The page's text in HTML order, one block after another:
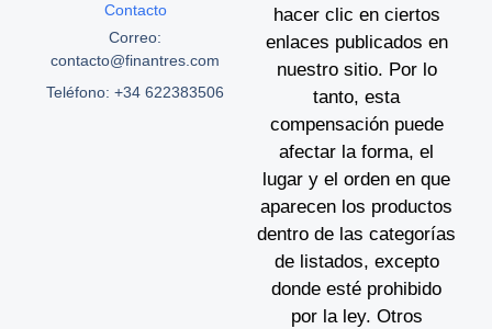
hacer clic en ciertos
enlaces publicados en
nuestro sitio. Por lo
tanto, esta
compensación puede
afectar la forma, el
lugar y el orden en que
aparecen los productos
dentro de las categorías
de listados, excepto
donde esté prohibido
por la ley. Otros
Contacto
Correo:
contacto@finantres.com
Teléfono: +34 622383506